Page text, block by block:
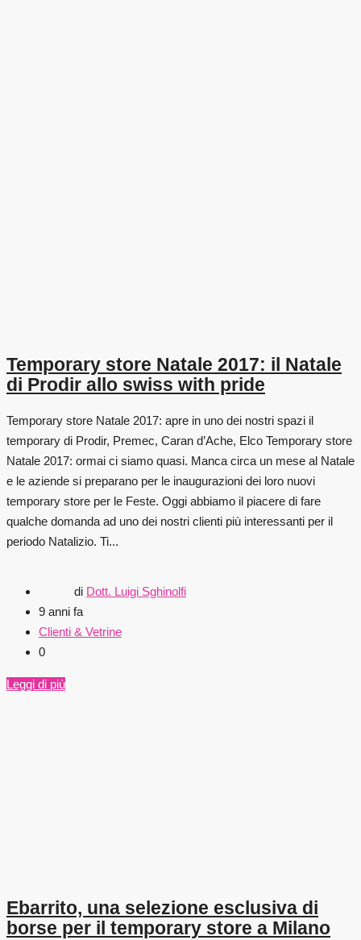
Temporary store Natale 2017: il Natale
di Prodir allo swiss with pride
Temporary store Natale 2017: apre in uno dei nostri spazi il
temporary di Prodir, Premec, Caran d’Ache, Elco Temporary store
Natale 2017: ormai ci siamo quasi. Manca circa un mese al Natale
e le aziende si preparano per le inaugurazioni dei loro nuovi
temporary store per le Feste. Oggi abbiamo il piacere di fare
qualche domanda ad uno dei nostri clienti più interessanti per il
periodo Natalizio. Ti...
di Dott. Luigi Sghinolfi
9 anni fa
Clienti & Vetrine
0
Leggi di più
Ebarrito, una selezione esclusiva di
borse per il temporary store a Milano